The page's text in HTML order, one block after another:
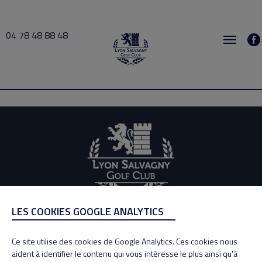
04 78 48 88 48
Xolin 2026-06-01 14:00 → 2026-06-01 15:00
ADRESSE
69890 La Tour de Salvagny
Tél : 04 78 48 88 48
LES COOKIES GOOGLE ANALYTICS
Ce site utilise des cookies de Google Analytics. Ces cookies nous
aident à identifier le contenu qui vous intéresse le plus ainsi qu'à